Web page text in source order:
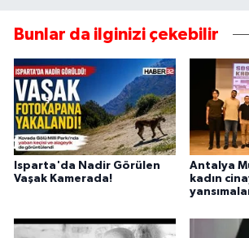
Bunlar da ilginizi çekebilir
Isparta'da Nadir Görülen
Vaşak Kamerada!
Antalya
kadın